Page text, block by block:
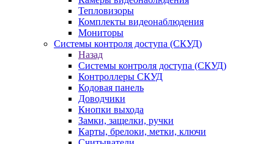
Тепловизоры
Комплекты видеонаблюдения
Мониторы
Системы контроля доступа (СКУД)
Назад
Системы контроля доступа (СКУД)
Контроллеры СКУД
Кодовая панель
Доводчики
Кнопки выхода
Замки, защелки, ручки
Карты, брелоки, метки, ключи